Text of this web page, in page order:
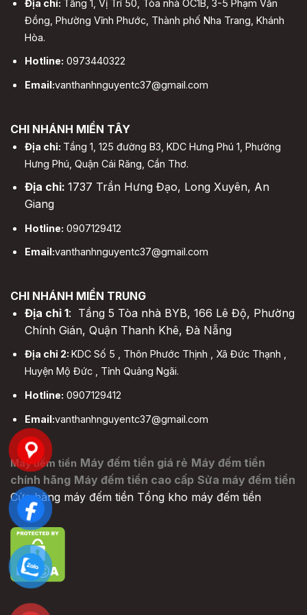
Địa chỉ: Tầng 1, Vị Trí 50, Tòa nhà OC1B, 3-5 Phạm Văn
Đồng, Phường Vĩnh Phước, Thành phố Nha Trang, Khánh
Hòa.
Hotline: 0973440322
Email:vanthanhnguyentc37@gmail.com
CHI NHÁNH MIỀN TÂY
Địa chỉ: Tầng 1, 125 đường B3, KDC Hưng Phú 1, Phường
Hưng Phú, Quận Cái Răng, Cần Thơ.
Địa chỉ: 1737 Trần Hưng Đạo, Long Xuyên, An
Giang
Hotline: 0907129412
Email:vanthanhnguyentc37@gmail.com
CHI NHÁNH MIỀN TRUNG
Địa chỉ 1: Tầng 5 Tòa nhà BYB, 166 Lê Độ, Phường
Chính Gián, Quận Thanh Khê, Đà Nẵng
Địa chỉ 2: KDC Số 5 , Thôn Phước Thịnh , Xã Đức Thạnh ,
Huyện Mộ Đức , Tỉnh Quảng Ngãi.
Hotline: 0907129412
Email:vanthanhnguyentc37@gmail.com
Máy đếm tiền Máy đếm tiền giá rẻ Máy đếm tiền
chính hãng Máy đếm tiền cao cấp Sửa máy đếm tiền
Cửa hàng máy đếm tiền Tổng kho máy đếm tiền